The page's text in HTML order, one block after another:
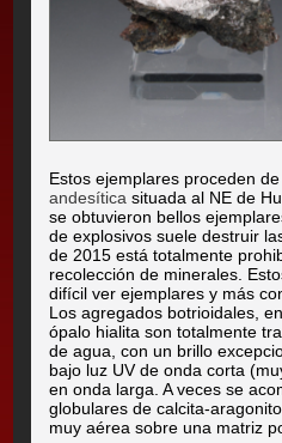
Estos ejemplares proceden
andesítica situada al NE de
se obtuvieron bellos
de explosivos suele destruir
de 2015 está totalmente
recolección de minerales.
difícil ver ejemplares y más
Los agregados botrioidales,
ópalo hialita son totalmente
de agua, con un brillo
bajo luz UV de onda corta
en onda larga. A veces se
globulares de calcita-
muy aérea sobre una matriz